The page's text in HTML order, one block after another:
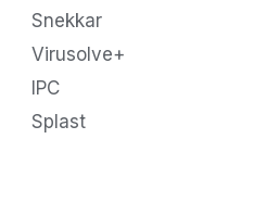
Snekkar
Virusolve+
IPC
Splast